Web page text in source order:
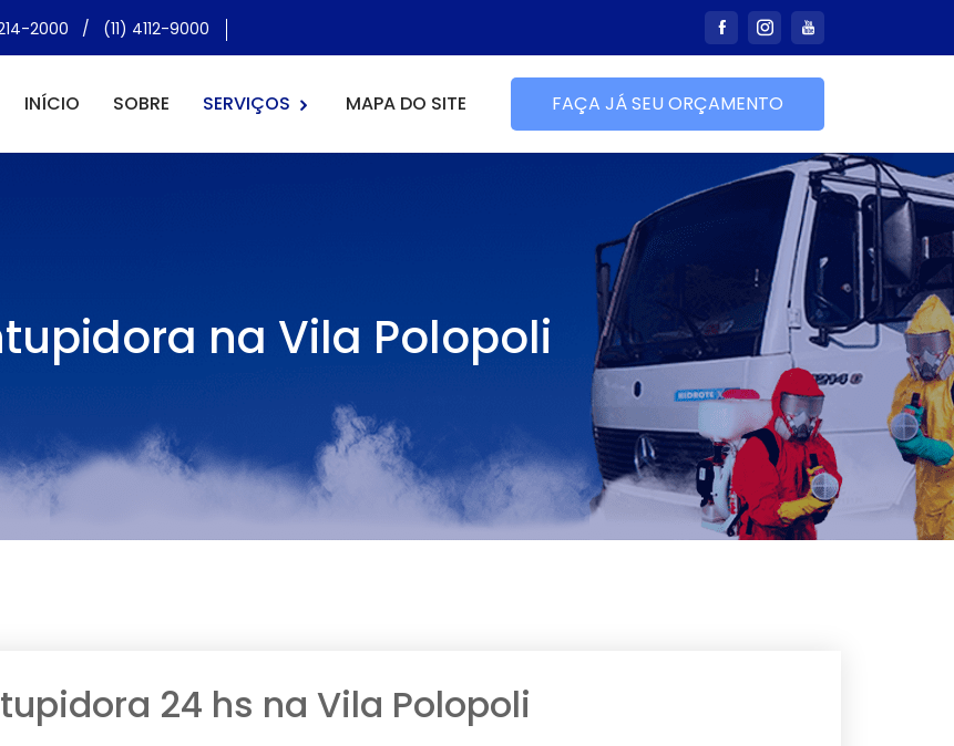
2000 / (11) 4112-9000
INÍCIO SOBRE SERVIÇOS MAPA DO SITE FAÇA JÁ SEU ORÇAMENTO
na Vila Polopoli
24 hs na Vila Polopoli